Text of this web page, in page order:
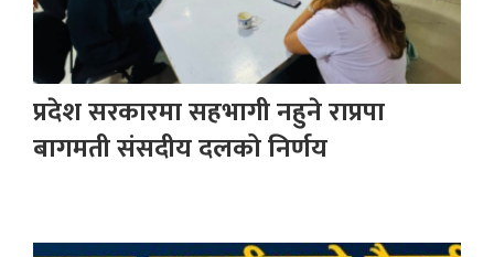
प्रदेश सरकारमा सहभागी नहुने राप्रपा
बागमती संसदीय दलको निर्णय